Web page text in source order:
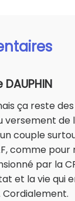
ça reste
versement de
couple
comme
par la
et la vie qui
Cordialement.